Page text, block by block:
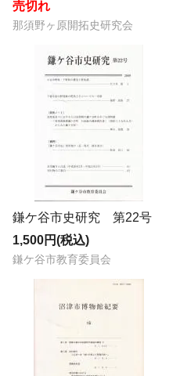
売切れ
那須野ヶ原開拓史研究会
鎌ケ谷市史研究 第22号
1,500円(税込)
鎌ケ谷市教育委員会